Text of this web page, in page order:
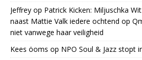
Jeffrey op Patrick Kicken: Miljuschka
naast Mattie Valk iedere ochtend op
niet vanwege haar veiligheid
Kees öoms op NPO Soul & Jazz stopt